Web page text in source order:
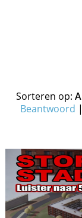
Sorteren op:
Beantwoord |